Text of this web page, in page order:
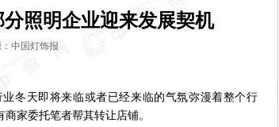
照明企业迎来发展契机
中国灯饰报
天即将来临或者已经来临的气氛弥漫着整个行
家委托笔者帮其转让店铺。